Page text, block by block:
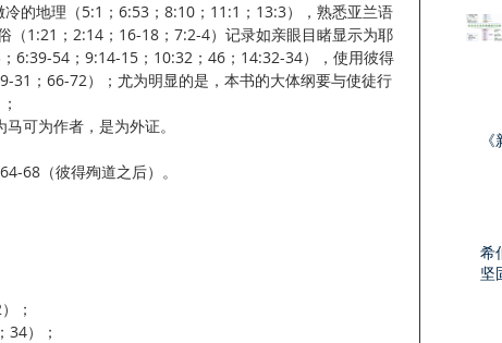
的地理（5:1；6:53；8:10；11:1；13:3），熟悉亚兰语
（1:21；2:14；16-18；7:2-4）记录如亲眼目睹显示为耶
6:39-54；9:14-15；10:32；46；14:32-34），使用彼得
31；66-72）；尤为明显的是，本书的大体纲要与使徒行
可为作者，是为外证。
68（彼得殉道之后）。
；
）；
希
坚